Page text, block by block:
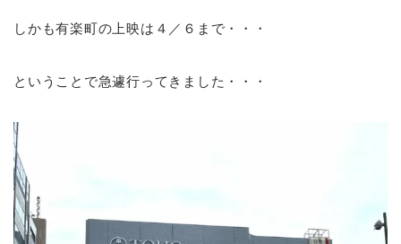
しかも有楽町の上映は４／６まで・・・
ということで急遽行ってきました・・・